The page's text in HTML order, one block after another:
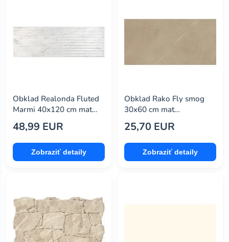
peronda
(120)
polcolorit(0)
premium mosaic(50)
provenza(14)
rako(1407)
realonda(50)
ribesalbes(536)
Obklad Realonda Fluted
Marmi 40x120 cm mat
FLUTED412MA
48,99 EUR
Zobraziť detaily
Obklad Rako Fly smog
30x60 cm mat
WAKVK886.1
25,70 EUR
Zobraziť detaily